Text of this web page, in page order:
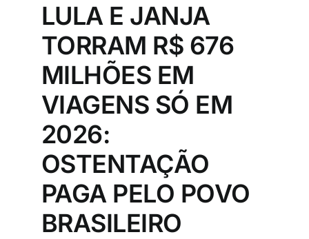
LULA E JANJA
TORRAM R$ 676
MILHÕES EM
VIAGENS SÓ EM
2026:
OSTENTAÇÃO
PAGA PELO POVO
BRASILEIRO